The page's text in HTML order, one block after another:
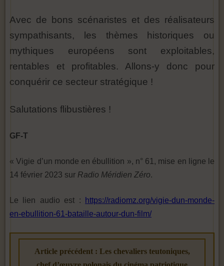
Avec de bons scénaristes et des réalisateurs
sympathisants, les thèmes historiques ou
mythiques européens sont exploitables,
rentables et profitables. Allons-y donc pour
conquérir ce secteur stratégique !
Salutations flibustières !
GF-T
« Vigie d’un monde en ébullition », n° 61, mise en ligne le
14 février 2023 sur Radio Méridien Zéro.
Le lien audio est :
https://radiomz.org/vigie-dun-monde-
en-ebullition-61-bataille-autour-dun-film/
Article précédent : Les chevaliers teutoniques,